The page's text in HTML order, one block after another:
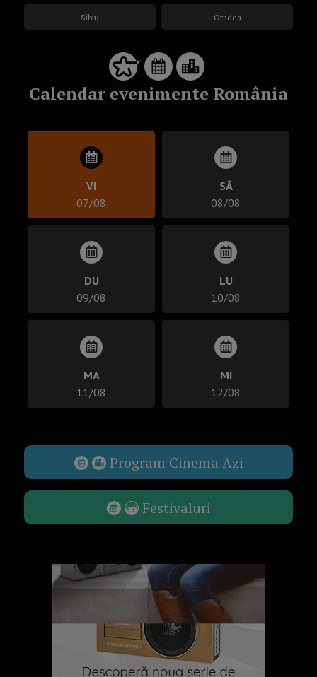
Sibiu Oradea
Calendar evenimente România
VI
07/08
SÂ
08/08
DU
09/08
LU
10/08
MA
11/08
MI
12/08
Program Cinema Azi
Festivaluri